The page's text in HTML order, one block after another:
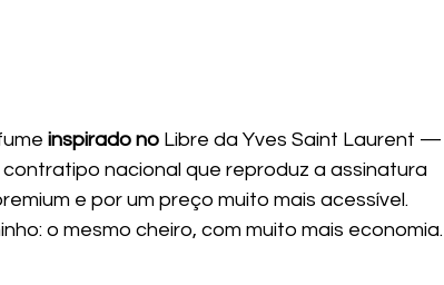
inspirado no Libre da Yves Saint Laurent —
nacional que reproduz a assinatura
e por um preço muito mais acessível.
o mesmo cheiro, com muito mais economia.